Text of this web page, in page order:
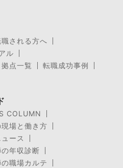
される方へ
ル
拠点一覧
転職成功事例
COLUMN
場と働き方
ース
の年収診断
の職場カルテ